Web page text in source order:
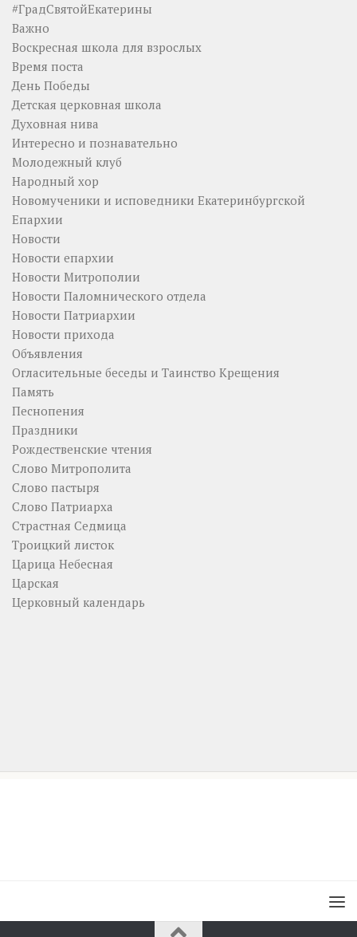
#ГрадСвятойЕкатерины
Важно
Воскресная школа для взрослых
Время поста
День Победы
Детская церковная школа
Духовная нива
Интересно и познавательно
Молодежный клуб
Народный хор
Новомученики и исповедники Екатеринбургской
Епархии
Новости
Новости епархии
Новости Митрополии
Новости Паломнического отдела
Новости Патриархии
Новости прихода
Объявления
Огласительные беседы и Таинство Крещения
Память
Песнопения
Праздники
Рождественские чтения
Слово Митрополита
Слово пастыря
Слово Патриарха
Страстная Седмица
Троицкий листок
Царица Небесная
Царская
Церковный календарь